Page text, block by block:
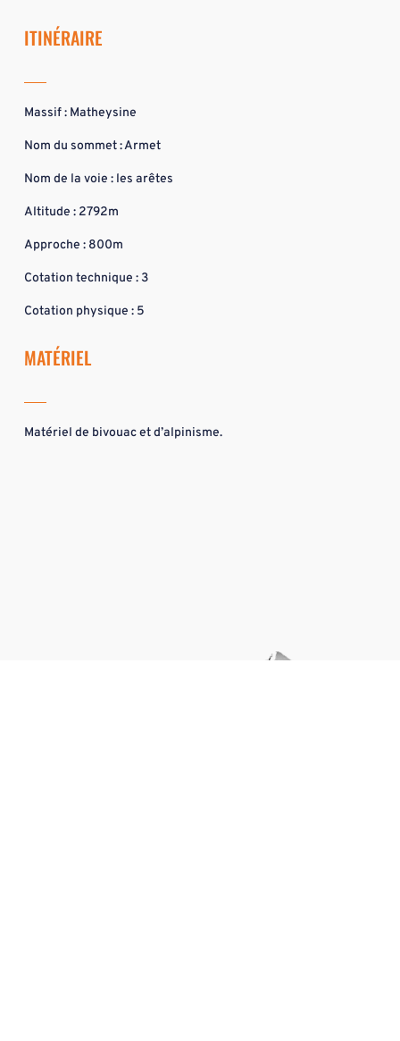
ITINÉRAIRE
Massif : Matheysine
Nom du sommet : Armet
Nom de la voie : les arêtes
Altitude : 2792m
Approche : 800m
Cotation technique : 3
Cotation physique : 5
MATÉRIEL
Matériel de bivouac et d’alpinisme.